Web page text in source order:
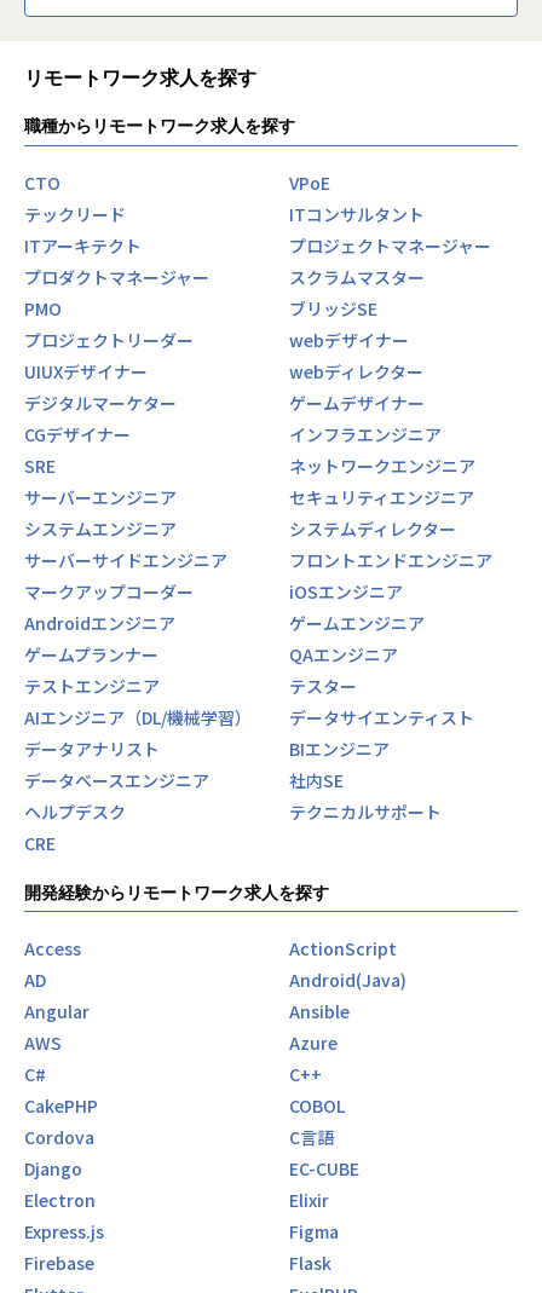
リモートワーク求人を探す
職種からリモートワーク求人を探す
CTO
VPoE
テックリード
ITコンサルタント
ITアーキテクト
プロジェクトマネージャー
プロダクトマネージャー
スクラムマスター
PMO
ブリッジSE
プロジェクトリーダー
webデザイナー
UIUXデザイナー
webディレクター
デジタルマーケター
ゲームデザイナー
CGデザイナー
インフラエンジニア
SRE
ネットワークエンジニア
サーバーエンジニア
セキュリティエンジニア
システムエンジニア
システムディレクター
サーバーサイドエンジニア
フロントエンドエンジニア
マークアップコーダー
iOSエンジニア
Androidエンジニア
ゲームエンジニア
ゲームプランナー
QAエンジニア
テストエンジニア
テスター
AIエンジニア（DL/機械学習）
データサイエンティスト
データアナリスト
BIエンジニア
データベースエンジニア
社内SE
ヘルプデスク
テクニカルサポート
CRE
開発経験からリモートワーク求人を探す
Access
ActionScript
AD
Android(Java)
Angular
Ansible
AWS
Azure
C#
C++
CakePHP
COBOL
Cordova
C言語
Django
EC-CUBE
Electron
Elixir
Express.js
Figma
Firebase
Flask